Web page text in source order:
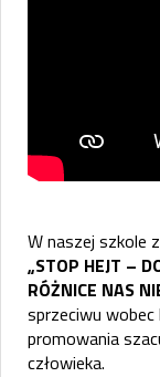
W naszej szkole
„STOP HEJT –
RÓŻNICE NAS
sprzeciwu
promowania
człowieka.